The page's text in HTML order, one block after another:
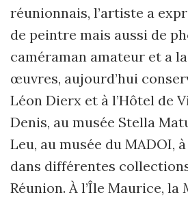
réunionnais, l’artiste a
de peintre mais aussi de
caméraman amateur et a
œuvres, aujourd’hui
Léon Dierx et à l’Hôtel de
Denis, au musée Stella
Leu, au musée du MADOI,
dans différentes
Réunion. À l’Île Maurice, la